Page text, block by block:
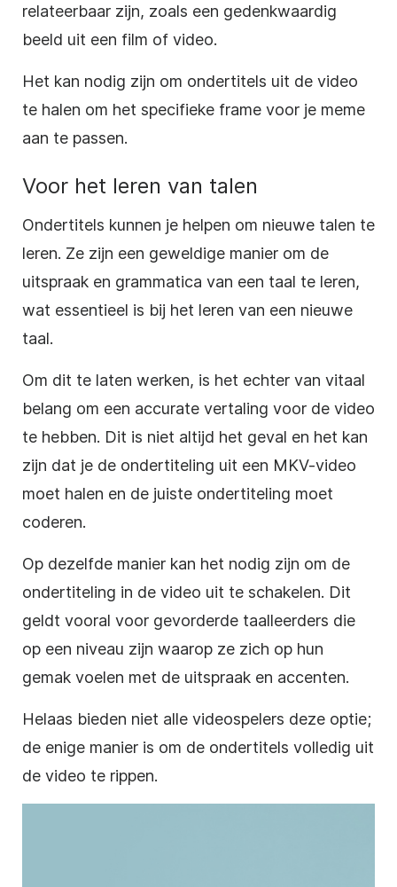
relateerbaar zijn, zoals een gedenkwaardig
beeld uit een film of video.
Het kan nodig zijn om ondertitels uit de video
te halen om het specifieke frame voor je meme
aan te passen.
Voor het leren van talen
Ondertitels kunnen je helpen om nieuwe talen te
leren. Ze zijn een geweldige manier om de
uitspraak en grammatica van een taal te leren,
wat essentieel is bij het leren van een nieuwe
taal.
Om dit te laten werken, is het echter van vitaal
belang om een accurate vertaling voor de video
te hebben. Dit is niet altijd het geval en het kan
zijn dat je de ondertiteling uit een MKV-video
moet halen en de juiste ondertiteling moet
coderen.
Op dezelfde manier kan het nodig zijn om de
ondertiteling in de video uit te schakelen. Dit
geldt vooral voor gevorderde taalleerders die
op een niveau zijn waarop ze zich op hun
gemak voelen met de uitspraak en accenten.
Helaas bieden niet alle videospelers deze optie;
de enige manier is om de ondertitels volledig uit
de video te rippen.